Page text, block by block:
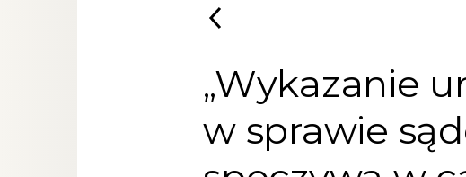
„Wykazanie
w sprawie